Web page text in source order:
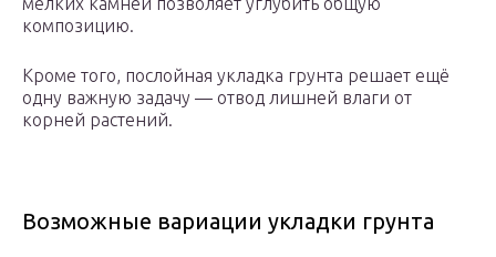
композицию.
Кроме того, послойная укладка грунта решает ещё
одну важную задачу — отвод лишней влаги от
корней растений.
Возможные вариации укладки грунта